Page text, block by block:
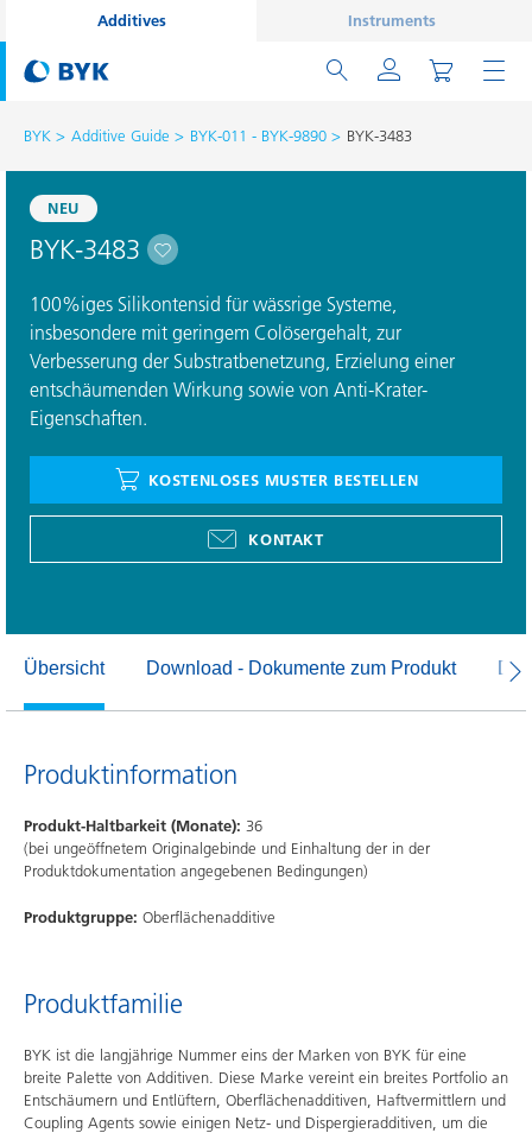
Additives Instruments
BYK Additive Guide BYK-011 - BYK-9890 BYK-3483
NEU
BYK-3483
100%iges Silikontensid für wässrige Systeme,
insbesondere mit geringem Colösergehalt, zur
Verbesserung der Substratbenetzung, Erzielung einer
entschäumenden Wirkung sowie von Anti-Krater-
Eigenschaften.
KOSTENLOSES MUSTER BESTELLEN
KONTAKT
Übersicht Download - Dokumente zum Produkt
Produktinformation
Produkt-Haltbarkeit (Monate): 36
(bei ungeöffnetem Originalgebinde und Einhaltung der in der
Produktdokumentation angegebenen Bedingungen)
Produktgruppe: Oberflächenadditive
Produktfamilie
BYK ist die langjährige Nummer eins der Marken von BYK für eine
breite Palette von Additiven. Diese Marke vereint ein breites Portfolio an
Entschäumern und Entlüftern, Oberflächenadditiven, Haftvermittlern und
Coupling Agents sowie einigen Netz- und Dispergieradditiven, um die